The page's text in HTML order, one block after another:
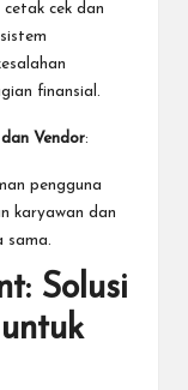
cek dan
finansial.
Vendor:
pengguna
karyawan dan
sama.
Solusi